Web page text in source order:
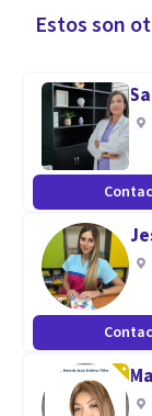
Estos son